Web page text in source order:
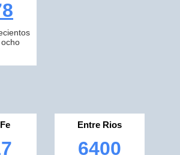
Entre Rios
6400